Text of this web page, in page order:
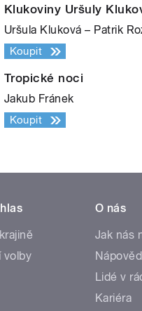
Klukoviny Uršuly
Uršula Kluková – Patrik
Koupit
Tropické noci
Jakub Fránek
Koupit
volby
O nás
Jak nás
Lidé v
Kariéra